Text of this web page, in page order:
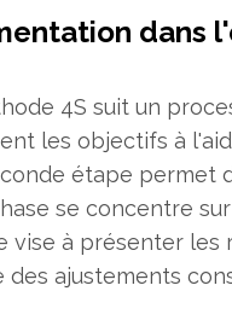
dans
4S suit un
les objectifs à
étape
se concentre
vise à présenter
ajustements